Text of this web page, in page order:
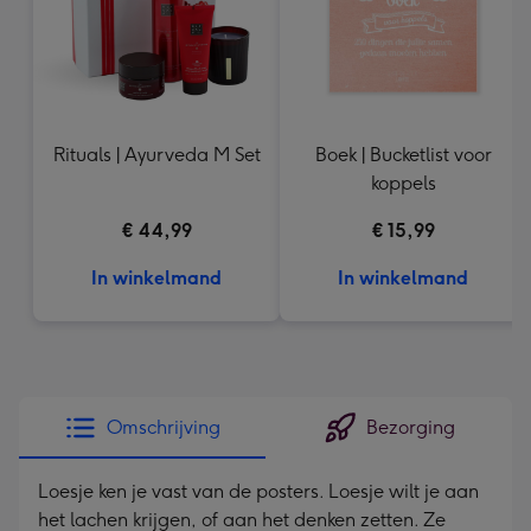
Rituals | Ayurveda M Set
€ 44,99
In winkelmand
Boek | Bucketlist voor
koppels
€ 15,99
In winkelmand
Omschrijving Bezorging
Loesje ken je vast van de posters. Loesje wilt je aan
het lachen krijgen, of aan het denken zetten. Ze